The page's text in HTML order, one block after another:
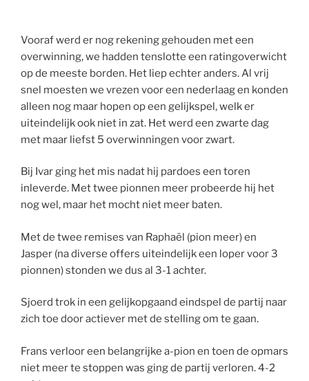
Vooraf werd er nog rekening gehouden met een
overwinning, we hadden tenslotte een ratingoverwicht
op de meeste borden. Het liep echter anders. Al vrij
snel moesten we vrezen voor een nederlaag en konden
alleen nog maar hopen op een gelijkspel, welk er
uiteindelijk ook niet in zat. Het werd een zwarte dag
met maar liefst 5 overwinningen voor zwart.
Bij Ivar ging het mis nadat hij pardoes een toren
inleverde. Met twee pionnen meer probeerde hij het
nog wel, maar het mocht niet meer baten.
Met de twee remises van Raphaël (pion meer) en
Jasper (na diverse offers uiteindelijk een loper voor 3
pionnen) stonden we dus al 3-1 achter.
Sjoerd trok in een gelijkopgaand eindspel de partij naar
zich toe door actiever met de stelling om te gaan.
Frans verloor een belangrijke a-pion en toen de opmars
niet meer te stoppen was ging de partij verloren. 4-2